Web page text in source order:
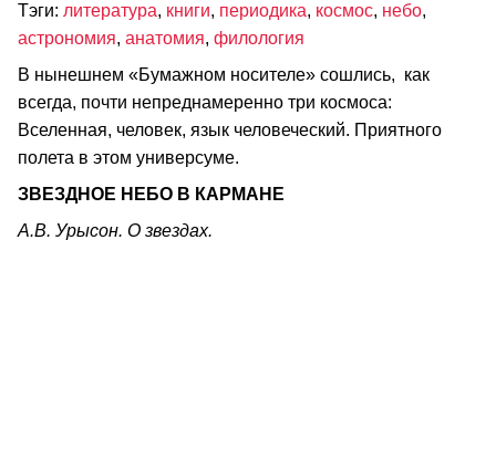
Тэги: литература, книги, периодика, космос, небо,
астрономия, анатомия, филология
В нынешнем «Бумажном носителе» сошлись, как
всегда, почти непреднамеренно три космоса:
Вселенная, человек, язык человеческий. Приятного
полета в этом универсуме.
ЗВЕЗДНОЕ НЕБО В КАРМАНЕ
А.В. Урысон. О звездах.